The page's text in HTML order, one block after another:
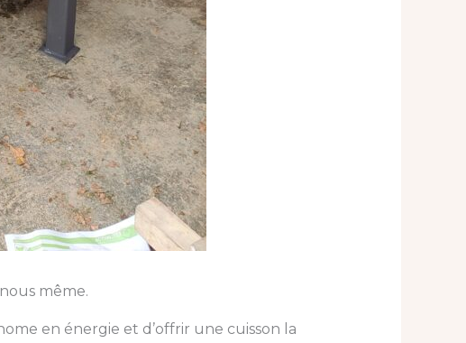
même.
en énergie et d’offrir une cuisson la